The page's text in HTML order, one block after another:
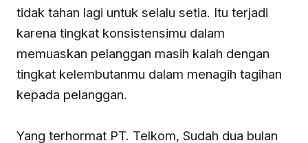
tidak tahan lagi untuk selalu setia. Itu terjadi
karena tingkat konsistensimu dalam
memuaskan pelanggan masih kalah dengan
tingkat kelembutanmu dalam menagih tagihan
kepada pelanggan.
Yang terhormat PT. Telkom, Sudah dua bulan